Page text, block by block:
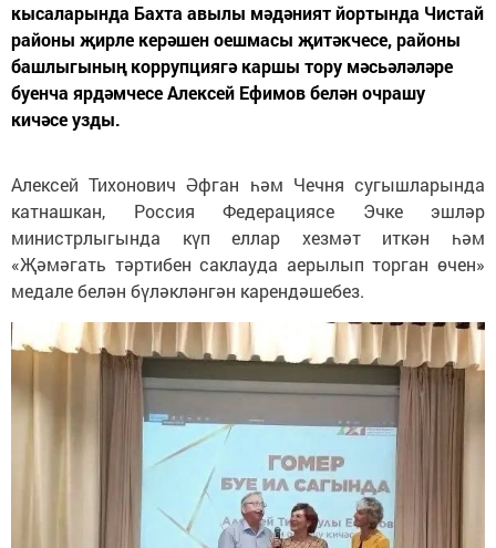
кысаларында Бахта авылы мәдәният йортында Чистай
районы җирле керәшен оешмасы җитәкчесе, районы
башлыгының коррупциягә каршы тору мәсьәләләре
буенча ярдәмчесе Алексей Ефимов белән очрашу
кичәсе узды.
Алексей Тихонович Әфган һәм Чечня сугышларында
катнашкан, Россия Федерациясе Эчке эшләр
министрлыгында күп еллар хезмәт иткән һәм
«Җәмәгать тәртибен саклауда аерылып торган өчен»
медале белән бүләкләнгән карендәшебез.